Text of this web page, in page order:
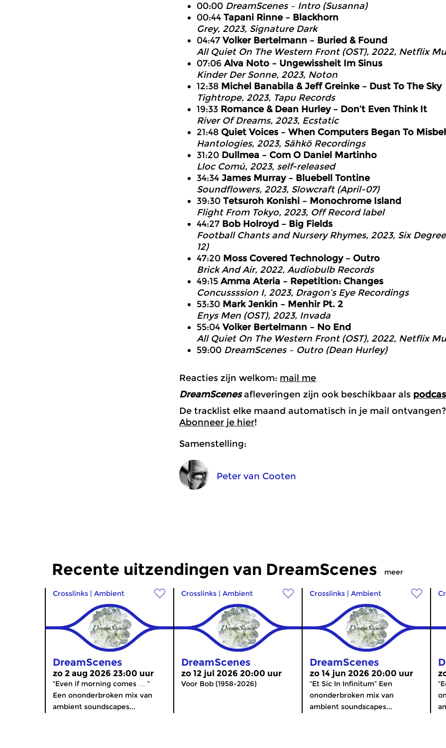
00:00 DreamScenes – Intro (Susanna)
00:44 Tapani Rinne – Blackhorn
Grey, 2023, Signature Dark
04:47 Volker Bertelmann – Buried & Found
All Quiet On The Western Front (OST), 2022, Netflix
07:06 Alva Noto – Ungewissheit Im Sinus
Kinder Der Sonne, 2023, Noton
12:38 Michel Banabila & Jeff Greinke – Dust To The Sky
Tightrope, 2023, Tapu Records
19:33 Romance & Dean Hurley – Don’t Even Think It
River Of Dreams, 2023, Ecstatic
21:48 Quiet Voices – When Computers Began To
Hantologies, 2023, Sähkö Recordings
31:20 Dullmea – Com O Daniel Martinho
Lloc Comú, 2023, self-released
34:34 James Murray – Bluebell Tontine
Soundflowers, 2023, Slowcraft (April-07)
39:30 Tetsuroh Konishi – Monochrome Island
Flight From Tokyo, 2023, Off Record label
44:27 Bob Holroyd – Big Fields
Football Chants and Nursery Rhymes, 2023, Six
12)
47:20 Moss Covered Technology – Outro
Brick And Air, 2022, Audiobulb Records
49:15 Amma Ateria – Repetition: Changes
Concussssion I, 2023, Dragon’s Eye Recordings
53:30 Mark Jenkin – Menhir Pt. 2
Enys Men (OST), 2023, Invada
55:04 Volker Bertelmann – No End
All Quiet On The Western Front (OST), 2022, Netflix
59:00 DreamScenes – Outro (Dean Hurley)
Reacties zijn welkom: mail me
DreamScenesafleveringen zijn ook beschikbaar als
De tracklist elke maand automatisch in je mail ontvangen?
Abonneer je hier!
Samenstelling:
Peter van Cooten
Recente uitzendingen van DreamScenes meer
Crosslinks | Ambient
DreamScenes
zo 2 aug 2026 23:00 uur
“Even if morning comes … ”
Een ononderbroken mix van
ambient soundscapes...
Crosslinks | Ambient
DreamScenes
zo 12 jul 2026 20:00 uur
Voor Bob (1958-2026)
Crosslinks | Ambient
DreamScenes
zo 14 jun 2026 20:00 uur
“Et Sic In Infinitum” Een
ononderbroken mix van
ambient soundscapes...